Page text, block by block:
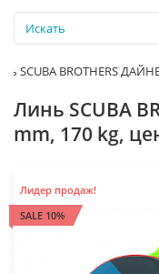
SCUBA BROTHERS
Линь SCUBA
mm, 170 kg,
Лидер продаж!
SALE 10%